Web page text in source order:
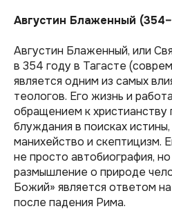
Августин Блаженный
Августин Блаженный, или
в 354 году в Тагасте
является одним из самых
теологов. Его жизнь и
обращением к христианству
блуждания в поисках
манихейство и скептицизм.
не просто автобиография,
размышление о природе
Божий» является ответом
после падения Рима.